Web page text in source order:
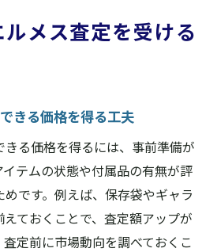
メス査定を受ける
きる価格を得る工夫
る価格を得るには、事前準備が
テムの状態や付属品の有無が評
です。例えば、保存袋やギャラ
ておくことで、査定額アップが
定前に市場動向を調べておくこ